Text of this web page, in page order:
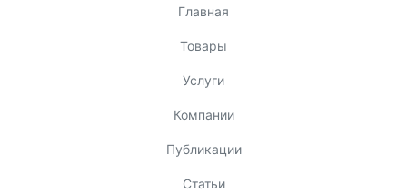
Главная
Товары
Услуги
Компании
Публикации
Статьи